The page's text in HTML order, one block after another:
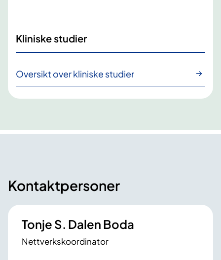
Kliniske studier
Oversikt over kliniske studier
Kontaktpersoner
Tonje S. Dalen Boda
Nettverkskoordinator